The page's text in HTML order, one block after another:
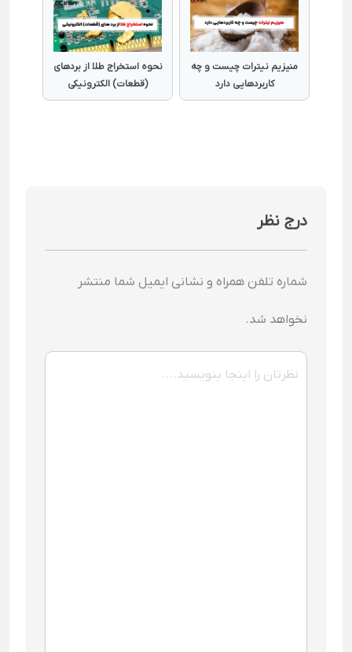
منیزیم نیترات چیست و چه
کاربردهایی دارد
نحوه استخراج طلا از بردهای
(قطعات) الکترونیکی
درج نظر
شماره تلفن همراه و نشانی ایمیل شما منتشر
نخواهد شد.